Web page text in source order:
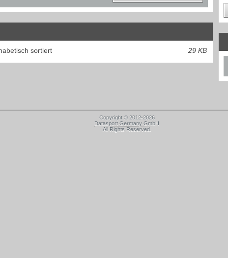
sortiert 29 KB
Copyright © 2012-2026
Datasport Germany GmbH
All Rights Reserved.